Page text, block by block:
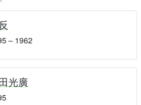
– 1962
光廣